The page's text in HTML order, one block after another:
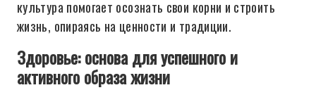
культура помогает осознать свои корни и строить
жизнь, опираясь на ценности и традиции.
Здоровье: основа для успешного и
активного образа жизни